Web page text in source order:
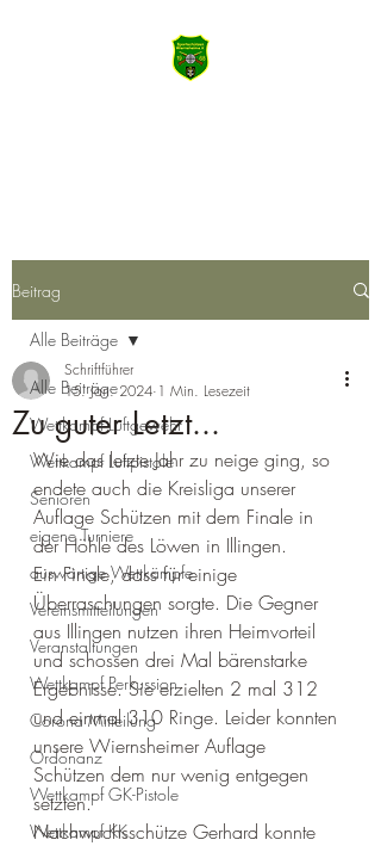
Beitrag
Alle Beiträge
Wettkampf Luftgewehr
Wettkampf Luftpistole
Senioren
eigene Turniere
auswärtige Wettkämpfe
Vereinsmitteilungen
Veranstaltungen
Wettkampf Perkussion
Corona Mitteilung
Ordonanz
Wettkampf GK-Pistole
Wettkampf KK
Alle Beiträge
Zu guter Letzt...
Schriftführer
15. Jan. 2024 1 Min. Lesezeit
Wie das letzte Jahr zu neige ging, so
endete auch die Kreisliga unserer
Auflage Schützen mit dem Finale in
der Höhle des Löwen in Illingen.
Ein Finale, dass für einige
Überraschungen sorgte. Die Gegner
aus Illingen nutzen ihren Heimvorteil
und schossen drei Mal bärenstarke
Ergebnisse. Sie erzielten 2 mal 312
und einmal 310 Ringe. Leider konnten
unsere Wiernsheimer Auflage
Schützen dem nur wenig entgegen
setzten.
Nachwuchsschütze Gerhard konnte